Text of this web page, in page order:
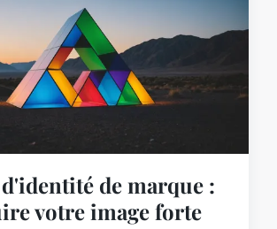
de marque :
votre image forte